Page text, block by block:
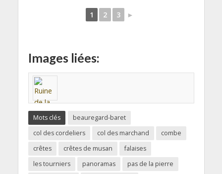
1 2 3 ►
Images liées:
Mots clés
beauregard-baret
col des cordeliers
col des marchand
combe
crêtes
crêtes de musan
falaises
les tourniers
panoramas
pas de la pierre